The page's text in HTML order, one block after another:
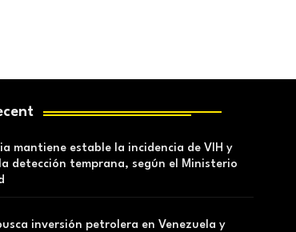
mantiene estable la incidencia de VIH y
detección temprana, según el Ministerio
inversión petrolera en Venezuela y